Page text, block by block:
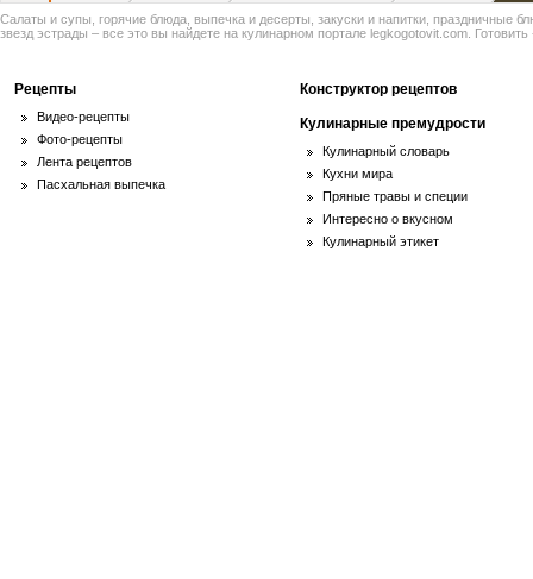
Салаты и супы, горячие блюда, выпечка и десерты, закуски и напитки, праздничные
звезд эстрады – все это вы найдете на кулинарном портале legkogotovit.com. Готовить
Рецепты
Видео-рецепты
Фото-рецепты
Лента рецептов
Пасхальная выпечка
Конструктор рецептов
Кулинарные премудрости
Кулинарный словарь
Кухни мира
Пряные травы и специи
Интересно о вкусном
Кулинарный этикет